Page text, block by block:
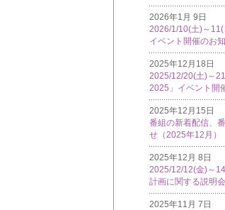
2026年1月 9日
2026/1/10(土)～11(
イベント開催のお
2025年12月18日
2025/12/20(土)～
2025」イベント開
2025年12月15日
番組の新着配信、
せ（2025年12月）
2025年12月 8日
2025/12/12(金)～
計画に関する説明
2025年11月 7日